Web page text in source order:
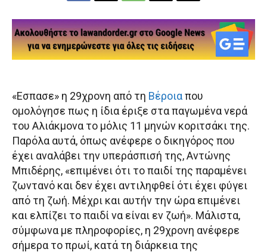
«Εσπασε» η 29χρονη από τη Βέροιαπου
ομολόγησε πως η ίδια έριξε στα παγωμένα νερά
του Αλιάκμονα το μόλις 11 μηνών κοριτσάκι της.
Παρόλα αυτά, όπως ανέφερε ο δικηγόρος που
έχει αναλάβει την υπεράσπισή της, Αντώνης
Μπιδέρης, «επιμένει ότι το παιδί της παραμένει
ζωντανό και δεν έχει αντιληφθεί ότι έχει φύγει
από τη ζωή. Μέχρι και αυτήν την ώρα επιμένει
και ελπίζει το παιδί να είναι εν ζωή». Μάλιστα,
σύμφωνα με πληροφορίες, η 29χρονη ανέφερε
σήμερα το πρωί, κατά τη διάρκεια της